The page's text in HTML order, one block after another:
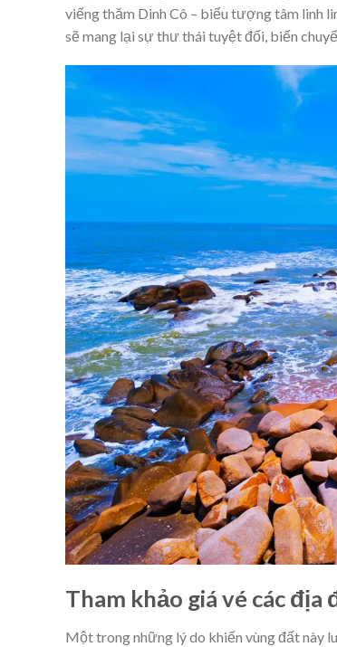
viếng thăm Dinh Cô – biểu tượng tâm linh
sẽ mang lại sự thư thái tuyệt đối, biến
Tham khảo giá vé các
Một trong những lý do khiến vùng đất này